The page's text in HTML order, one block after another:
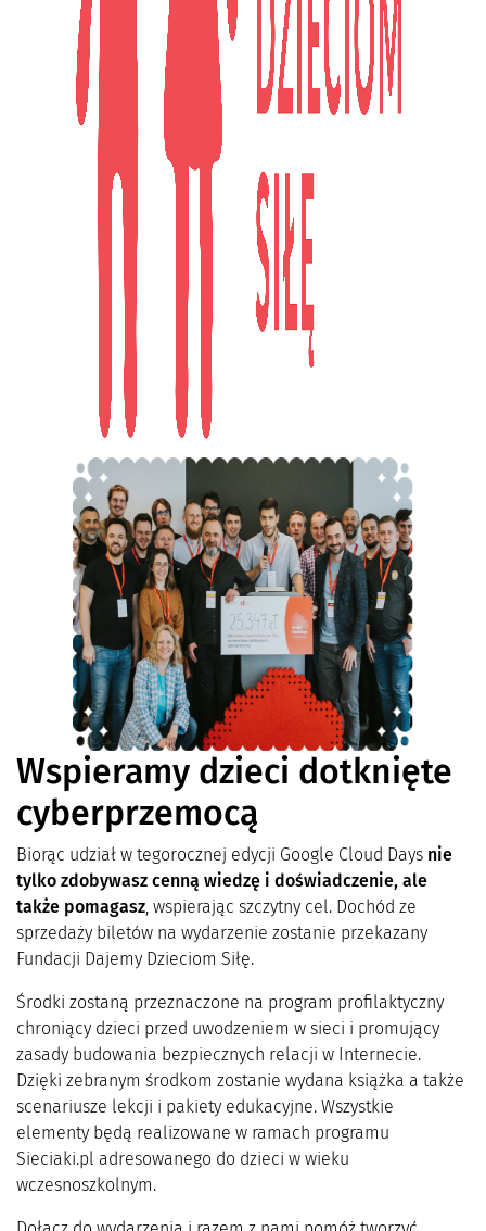
Wspieramy dzieci dotknięte
cyberprzemocą
Biorąc udział w tegorocznej edycji Google Cloud Days nie
tylko zdobywasz cenną wiedzę i doświadczenie, ale
także pomagasz, wspierając szczytny cel. Dochód ze
sprzedaży biletów na wydarzenie zostanie przekazany
Fundacji Dajemy Dzieciom Siłę.
Środki zostaną przeznaczone na program profilaktyczny
chroniący dzieci przed uwodzeniem w sieci i promujący
zasady budowania bezpiecznych relacji w Internecie.
Dzięki zebranym środkom zostanie wydana książka a także
scenariusze lekcji i pakiety edukacyjne. Wszystkie
elementy będą realizowane w ramach programu
Sieciaki.pl adresowanego do dzieci w wieku
wczesnoszkolnym.